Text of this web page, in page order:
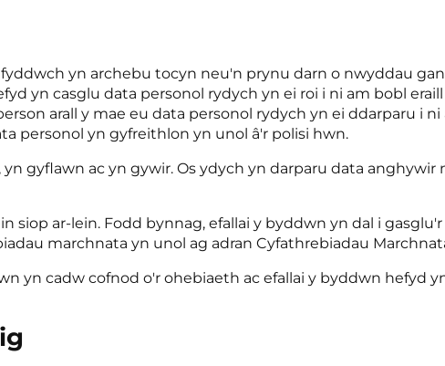
yn archebu tocyn neu'n prynu darn o nwyddau
yn casglu data personol rydych yn ei roi i ni am bobl
arall y mae eu data personol rydych yn ei ddarparu i
personol yn gyfreithlon yn unol â'r polisi hwn.
gyflawn ac yn gywir. Os ydych yn darparu data
siop ar-lein. Fodd bynnag, efallai y byddwn yn dal i
marchnata yn unol ag adran Cyfathrebiadau
yn cadw cofnod o'r ohebiaeth ac efallai y byddwn hefyd